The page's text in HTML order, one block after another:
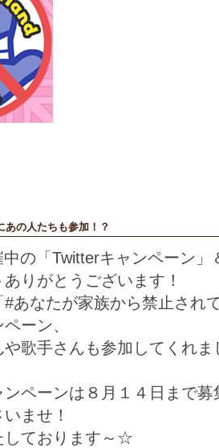
あの人たちも参加！？
の「Twitterキャンペーン
りがとうございます！
あなたが家族から禁止され
ーン、
歌手さんも参加してくれ
ペーンは８月１４日まで
ませ！
しております～☆